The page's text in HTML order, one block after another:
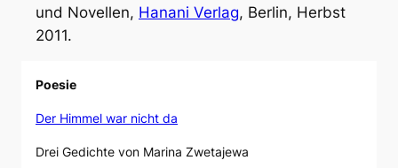
und Novellen, Hanani Verlag, Berlin, Herbst
2011.
Poesie
Der Himmel war nicht da
Drei Gedichte von Marina Zwetajewa